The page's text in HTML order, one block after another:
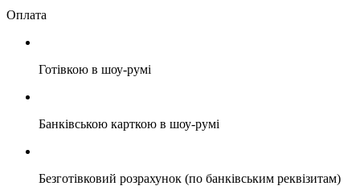
Оплата
Готівкою в шоу-румі
Банківською карткою в шоу-румі
Безготівковий розрахунок (по банківським реквізитам)